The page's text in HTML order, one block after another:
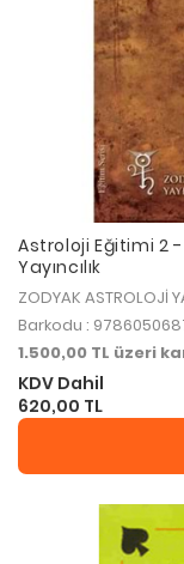
Astroloji Eğitimi 2
Yayıncılık
ZODYAK ASTROLOJİ
Barkodu :
1.500,00 TL üzeri
KDV Dahil
620,00 TL